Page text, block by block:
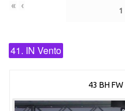
« ‹
41. IN Vento
43 BH